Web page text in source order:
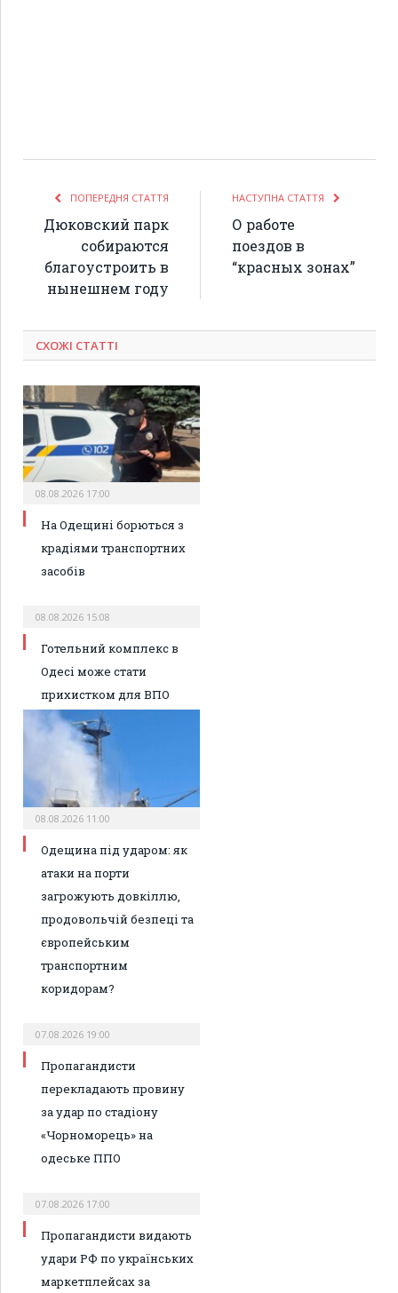
ПОПЕРЕДНЯ СТАТТЯ
Дюковский парк
собираются
благоустроить в
нынешнем году
НАСТУПНА СТАТТЯ
О работе
поездов в
“красных зонах”
СХОЖІ СТАТТІ
08.08.2026 17:00
На Одещині борються з
крадіями транспортних
засобів
08.08.2026 15:08
Готельний комплекс в
Одесі може стати
прихистком для ВПО
08.08.2026 11:00
Одещина під ударом: як
атаки на порти
загрожують довкіллю,
продовольчій безпеці та
європейським
транспортним
коридорам?
07.08.2026 19:00
Пропагандисти
перекладають провину
за удар по стадіону
«Чорноморець» на
одеське ППО
07.08.2026 17:00
Пропагандисти видають
удари РФ по українських
маркетплейсах за